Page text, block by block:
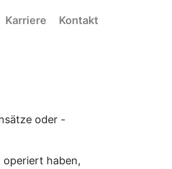
Karriere Kontakt
oder -
operiert haben,